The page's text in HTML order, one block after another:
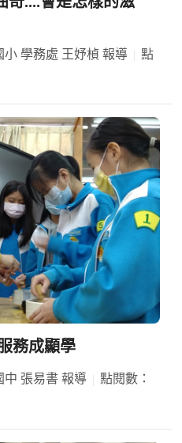
小 學務處 王妤楨 報導
點
務成顯學
中 張易書 報導
點閱數：